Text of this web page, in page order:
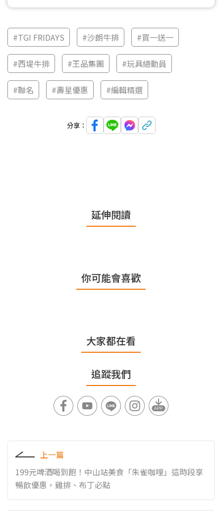
#TGI FRIDAYS #沙朗牛排 #買一送一
#西堤牛排 #王品集團 #玩具總動員
#聯名 #壽星優惠 #編輯精選
分享：
延伸閱讀
你可能會喜歡
大家都在看
追蹤我們
上一篇
199元啤酒喝到飽！中山站美食「朱雀咖哩」這時段享
暢飲優惠，雞排、布丁必點